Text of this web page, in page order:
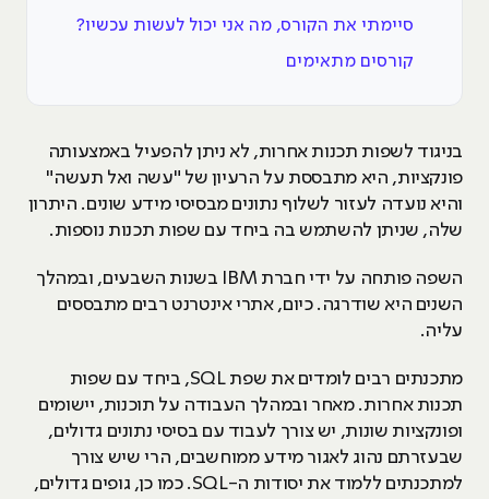
סיימתי את הקורס, מה אני יכול לעשות עכשיו?
קורסים מתאימים
בניגוד לשפות תכנות אחרות, לא ניתן להפעיל באמצעותה
פונקציות, היא מתבססת על הרעיון של "עשה ואל תעשה"
והיא נועדה לעזור לשלוף נתונים מבסיסי מידע שונים. היתרון
שלה, שניתן להשתמש בה ביחד עם שפות תכנות נוספות.
השפה פותחה על ידי חברת IBM בשנות השבעים, ובמהלך
השנים היא שודרגה. כיום, אתרי אינטרנט רבים מתבססים
עליה.
מתכנתים רבים לומדים את שפת SQL, ביחד עם שפות
תכנות אחרות. מאחר ובמהלך העבודה על תוכנות, יישומים
ופונקציות שונות, יש צורך לעבוד עם בסיסי נתונים גדולים,
שבעזרתם נהוג לאגור מידע ממוחשבים, הרי שיש צורך
למתכנתים ללמוד את יסודות ה-SQL. כמו כן, גופים גדולים,